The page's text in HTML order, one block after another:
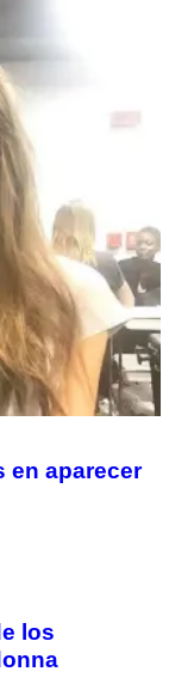
en aparecer
los